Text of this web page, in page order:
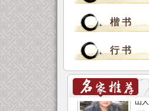
楷 书
行 书